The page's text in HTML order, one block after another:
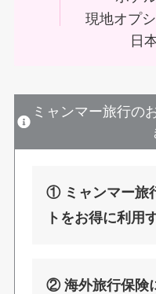
現地オプ
日
ミャンマー旅行の
① ミャンマー旅
トをお得に利用
② 海外旅行保険